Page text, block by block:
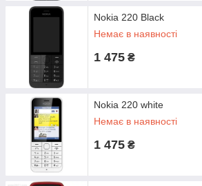
Nokia 220 Black
Немає в наявності
1 475 ₴
Nokia 220 white
Немає в наявності
1 475 ₴